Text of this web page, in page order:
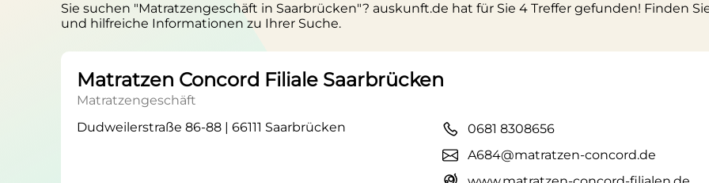
Sie suchen "Matratzengeschäft in Saarbrücken"? auskunft.de hat für Sie 4 Treffer gefunden! Finden
und hilfreiche Informationen zu Ihrer Suche.
Matratzen Concord Filiale Saarbrücken
Matratzengeschäft
Dudweilerstraße 86-88 | 66111 Saarbrücken
0681 8308656
A684@matratzen-concord.de